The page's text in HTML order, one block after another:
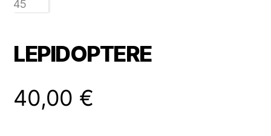
LEPIDOPTERE
40,00 €